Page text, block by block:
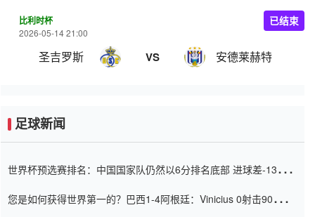
比利时杯
2026-05-14 21:00
圣吉罗斯 VS 安德莱赫特
已结束
足球新闻
世界杯预选赛排名：中国国家队仍然以6分排名底部 进球差-13令人
您是如何获得世界第一的？巴西1-4阿根廷：Vinicius 0射击90分钟